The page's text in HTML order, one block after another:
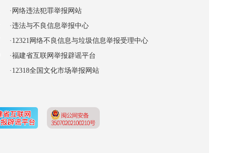
·网络违法犯罪举报网站
·违法与不良信息举报中心
·12321网络不良信息与垃圾信息举报受理中心
·福建省互联网举报辟谣平台
·12318全国文化市场举报网站